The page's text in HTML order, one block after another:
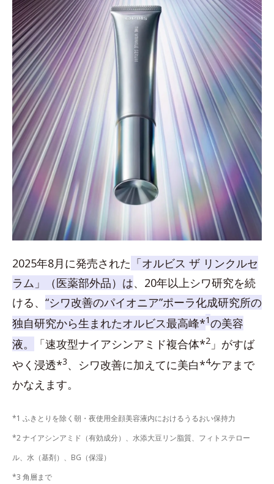
2025年8月に発売された 「オルビス ザ リンクルセ
ラム」（医薬部外品）は、20年以上シワ研究を続
ける、 “シワ改善のパイオニア”ポーラ化成研究所の
独自研究から生まれたオルビス最高峰*1の美容
液。
「速攻型ナイアシンアミド複合体*2 」がすば
やく浸透*3、シワ改善に加えてに美白*4ケアまで
かなえます。
*1 ふきとりを除く朝・夜使用全顔美容液内におけるうるおい保持力
*2 ナイアシンアミド（有効成分）、水添大豆リン脂質、フィトステロー
ル、水（基剤）、BG（保湿）
*3 角層まで